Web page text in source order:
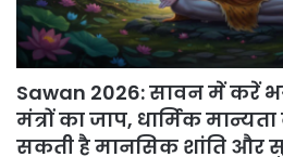
Sawan 2026: सावन में करें
मंत्रों का जाप, धार्मिक
सकती है मानसिक शांति और